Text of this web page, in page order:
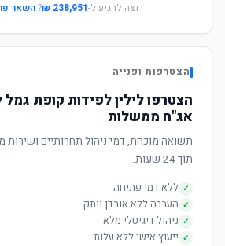
רוצה להגיע ל-238,951 ₪
?השאר
הצטרפות ופנייה
הצטרפו לילין לפידות קופת
אג"ח ממשלות
תשואה מוכחת, דמי ניהול תחרותיים ושירות
תוך 24 שעות.
✓ ללא דמי פתיחה
✓ העברה ללא אובדן וותק
✓ ניהול דיגיטלי מלא
✓ ייעוץ אישי ללא עלות